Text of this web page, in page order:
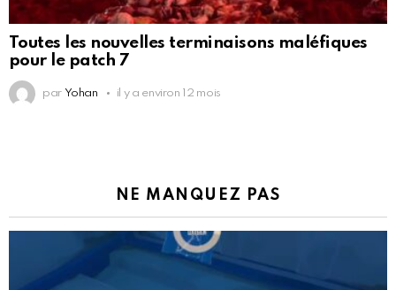
Toutes les nouvelles terminaisons maléfiques
pour le patch 7
par Yohan il y a environ 12 mois
NE MANQUEZ PAS